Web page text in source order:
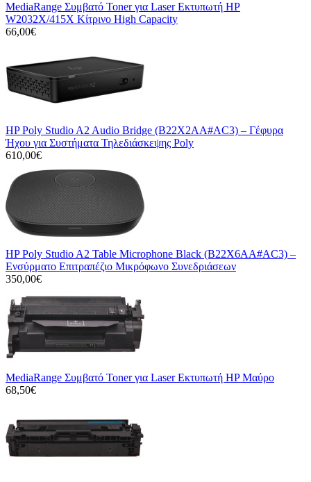
MediaRange Συμβατό Toner για Laser Εκτυπωτή HP
W2032X/415X Κίτρινο High Capacity
66,00€
HP Poly Studio A2 Audio Bridge (B22X2AA#AC3) – Γέφυρα
Ήχου για Συστήματα Τηλεδιάσκεψης Poly
610,00€
HP Poly Studio A2 Table Microphone Black (B22X6AA#AC3) –
Ενσύρματο Επιτραπέζιο Μικρόφωνο Συνεδριάσεων
350,00€
MediaRange Συμβατό Toner για Laser Εκτυπωτή HP Μαύρο
68,50€